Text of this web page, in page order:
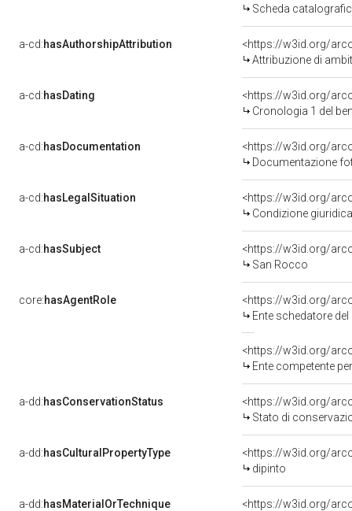
Scheda
a-cd:hasAuthorshipAttribution
<https://w3id.org/
Attribuzione di
a-cd:hasDating
<https://w3id.org/
Cronologia 1 del
a-cd:hasDocumentation
Documentazione
a-cd:hasLegalSituation
Condizione
a-cd:hasSubject
<https://w3id.org/
San Rocco
core:hasAgentRole
<https://w3id.org/
Ente schedatore del
<https://w3id.org/
Ente competente per tutela
a-dd:hasConservationStatus
<https://w3id.org/
Stato di
a-dd:hasCulturalPropertyType
<https://w3id.org/
dipinto
a-dd:hasMaterialOrTechnique
<https://w3id.org/